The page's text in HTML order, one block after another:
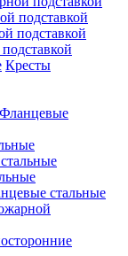
подставкой
Кресты
Фланцевые
стальные